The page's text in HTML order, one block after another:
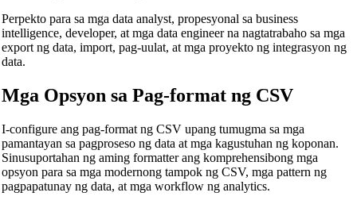
Perpekto para sa mga data analyst, propesyonal sa business
intelligence, developer, at mga data engineer na nagtatrabaho sa mga
export ng data, import, pag-uulat, at mga proyekto ng integrasyon ng
data.
Mga Opsyon sa Pag-format ng CSV
I-configure ang pag-format ng CSV upang tumugma sa mga
pamantayan sa pagproseso ng data at mga kagustuhan ng koponan.
Sinusuportahan ng aming formatter ang komprehensibong mga
opsyon para sa mga modernong tampok ng CSV, mga pattern ng
pagpapatunay ng data, at mga workflow ng analytics.